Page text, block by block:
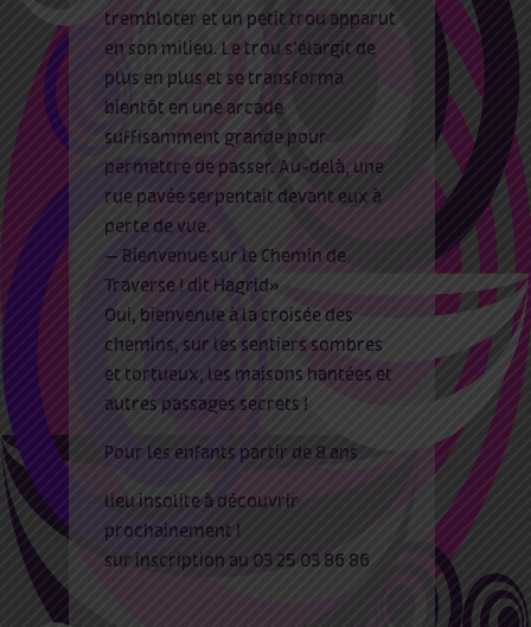
trembloter et un petit trou apparut
en son milieu. Le trou s’élargit de
plus en plus et se transforma
bientôt en une arcade
suffisamment grande pour
permettre de passer. Au-delà, une
rue pavée serpentait devant eux à
perte de vue.
— Bienvenue sur le Chemin de
Traverse ! dit Hagrid»
Oui, bienvenue à la croisée des
chemins, sur les sentiers sombres
et tortueux, les maisons hantées et
autres passages secrets !
Pour les enfants partir de 8 ans
lieu insolite à découvrir
prochainement !
sur inscription au 03 25 03 86 86